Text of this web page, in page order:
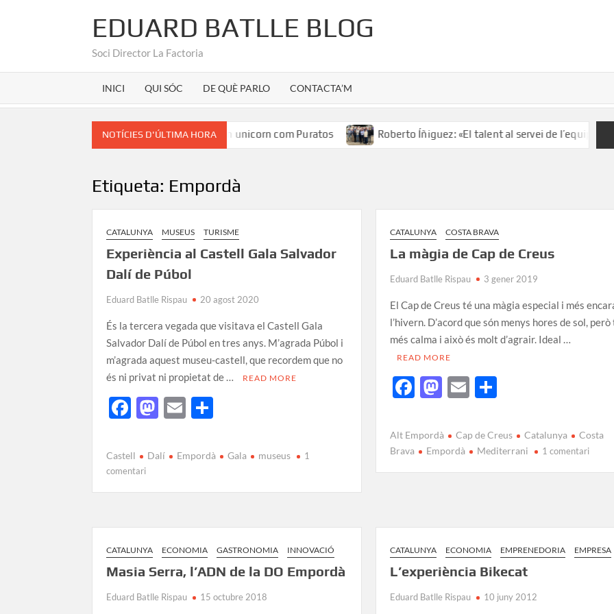
EDUARD BATLLE BLOG
Soci Director La Factoria
INICI QUI SÓC DE QUÈ PARLO CONTACTA’M
NOTÍCIES D'ÚLTIMA HORA
Marca Girona a la seu d’un unicorn com Puratos Roberto Íñiguez: «El talent al servei de l’equip»
Etiqueta: Empordà
CATALUNYA MUSEUS TURISME
Experiència al Castell Gala Salvador
Dalí de Púbol
Eduard Batlle Rispau 20 agost 2020
És la tercera vegada que visitava el Castell Gala
Salvador Dalí de Púbol en tres anys. M’agrada Púbol i
m’agrada aquest museu-castell, que recordem que no
és ni privat ni propietat de …
READ MORE
F
e
b
o
M
to
o
E
ail m
ar
Castell Dalí Empordà Gala museus
1
comentari
CATALUNYA COSTA BRAVA
La màgia de Cap de Creus
Eduard Batlle Rispau 3 gener 2019
El Cap de Creus té una màgia especial i més
l’hivern. D’acord que són menys hores de sol, però
més calma i això és molt d’agrair. Ideal …
READ MORE
F
e
b
o
M
to
d
o
E
ail
C
m
p
ar
Alt Empordà Cap de Creus Catalunya
Costa
Brava
Empordà Mediterrani 1 comentari
CATALUNYA ECONOMIA GASTRONOMIA INNOVACIÓ
Masia Serra, l’ADN de la DO Empordà
Eduard Batlle Rispau 15 octubre 2018
CATALUNYA ECONOMIA EMPRENEDORIA EMPRESA
L’experiència Bikecat
Eduard Batlle Rispau 10 juny 2012